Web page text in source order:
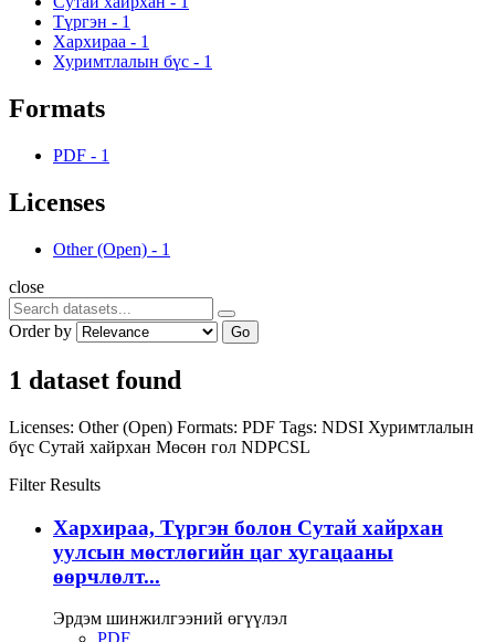
Түргэн - 1
Хархираа - 1
Хуримтлалын бүс - 1
Formats
PDF - 1
Licenses
Other (Open) - 1
close
Order by Go
1 dataset found
Licenses: Other (Open) Formats: PDF Tags: NDSI Хуримтлалын
бүс Сутай хайрхан Мөсөн гол NDPCSL
Filter Results
Хархираа, Түргэн болон Сутай хайрхан
уулсын мөстлөгийн цаг хугацааны
өөрчлөлт...
Эрдэм шинжилгээний өгүүлэл